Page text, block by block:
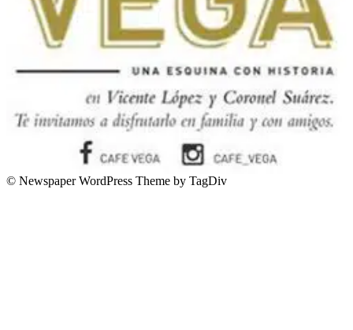
© Newspaper WordPress Theme by TagDiv